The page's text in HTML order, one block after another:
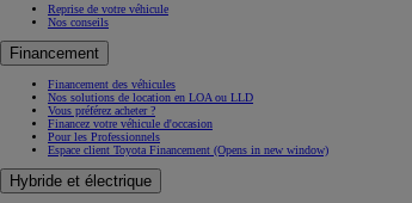
Reprise de votre véhicule
Nos conseils
Financement
Financement des véhicules
Nos solutions de location en LOA ou LLD
Vous préférez acheter ?
Financez votre véhicule d'occasion
Pour les Professionnels
Espace client Toyota Financement (Opens in new window)
Hybride et électrique